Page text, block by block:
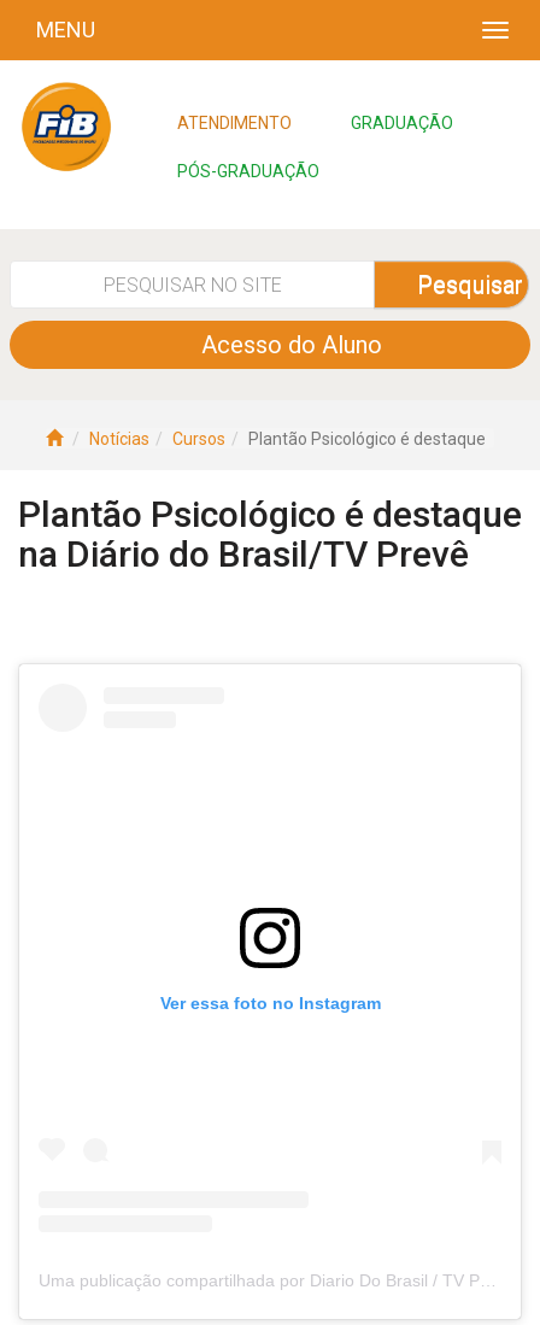
MENU
ATENDIMENTO GRADUAÇÃO
PÓS-GRADUAÇÃO
Pesquisar
Acesso do Aluno
Notícias Cursos Plantão Psicológico é destaque
Plantão Psicológico é destaque
na Diário do Brasil/TV Prevê
Ver essa foto no Instagram
Uma publicação compartilhada por Diario Do Brasil / TV PREVE (@diariodobrasiltvpreve)